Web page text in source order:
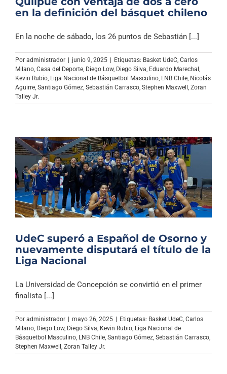
en la definición del básquet chileno
En la noche de sábado, los 26 puntos de Sebastián [...]
Por administrador | junio 9, 2025 | Etiquetas: Basket UdeC Carlos
Milano Casa del Deporte Diego Low, Diego Silva Eduardo Marechal
Kevin Rubio Liga Nacional de Básquetbol Masculino LNB Chile Nicolás
Aguirre Santiago Gómez Sebastián Carrasco Stephen Maxwell Zoran
Talley Jr.
UdeC superó a Español de Osorno y
nuevamente disputará el título de la
Liga Nacional
La Universidad de Concepción se convirtió en el primer
finalista [...]
Por administrador | mayo 26, 2025 | Etiquetas: Basket UdeC Carlos
Milano Diego Low, Diego Silva Kevin Rubio Liga Nacional de
Básquetbol Masculino LNB Chile Santiago Gómez Sebastián Carrasco
Stephen Maxwell Zoran Talley Jr.